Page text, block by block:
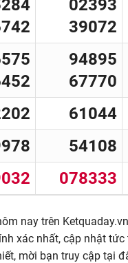
02393
39072
94895
67770
61044
54108
078333
nay trên
xác nhất, cập nhật
mời bạn truy cập tại